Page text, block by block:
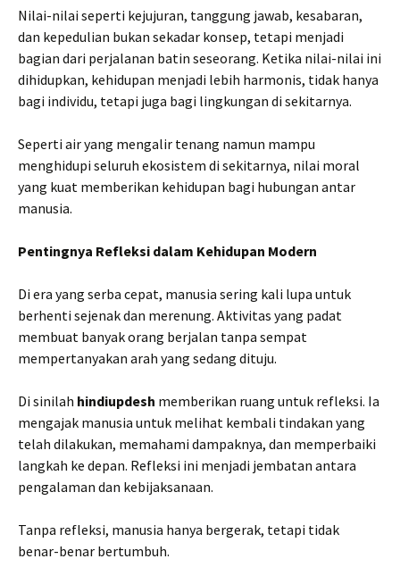
Nilai-nilai seperti kejujuran, tanggung jawab, kesabaran,
dan kepedulian bukan sekadar konsep, tetapi menjadi
bagian dari perjalanan batin seseorang. Ketika nilai-nilai ini
dihidupkan, kehidupan menjadi lebih harmonis, tidak hanya
bagi individu, tetapi juga bagi lingkungan di sekitarnya.
Seperti air yang mengalir tenang namun mampu
menghidupi seluruh ekosistem di sekitarnya, nilai moral
yang kuat memberikan kehidupan bagi hubungan antar
manusia.
Pentingnya Refleksi dalam Kehidupan Modern
Di era yang serba cepat, manusia sering kali lupa untuk
berhenti sejenak dan merenung. Aktivitas yang padat
membuat banyak orang berjalan tanpa sempat
mempertanyakan arah yang sedang dituju.
Di sinilah hindiupdesh memberikan ruang untuk refleksi. Ia
mengajak manusia untuk melihat kembali tindakan yang
telah dilakukan, memahami dampaknya, dan memperbaiki
langkah ke depan. Refleksi ini menjadi jembatan antara
pengalaman dan kebijaksanaan.
Tanpa refleksi, manusia hanya bergerak, tetapi tidak
benar-benar bertumbuh.